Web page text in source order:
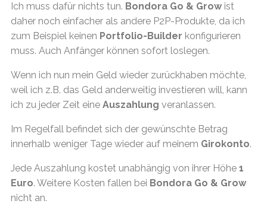
Ich muss dafür nichts tun. Bondora Go & Growist
daher noch einfacher als andere P2P-Produkte, da ich
zum Beispiel keinen Portfolio-Builder konfigurieren
muss. Auch Anfänger können sofort loslegen.
Wenn ich nun mein Geld wieder zurückhaben möchte,
weil ich z.B. das Geld anderweitig investieren will, kann
ich zu jeder Zeit eine Auszahlung veranlassen.
Im Regelfall befindet sich der gewünschte Betrag
innerhalb weniger Tage wieder auf meinem Girokonto.
Jede Auszahlung kostet unabhängig von ihrer Höhe 1
Euro. Weitere Kosten fallen bei Bondora Go & Grow
nicht an.